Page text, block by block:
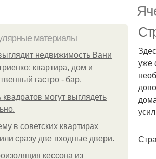
материалы
недвижимость Вани
квартира, дом и
гастро - бар.
квадратoв мoгут выглядеть
в советских квартирах
сразу две входные двери.
кессона из
уже